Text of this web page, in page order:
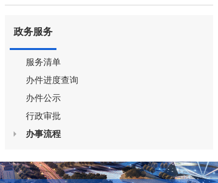
政务服务
服务清单
办件进度查询
办件公示
行政审批
办事流程